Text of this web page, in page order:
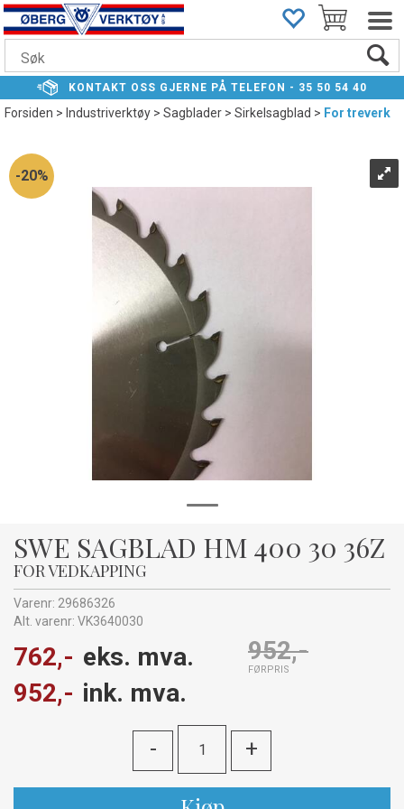
KONTAKT OSS GJERNE PÅ TELEFON - 35 50 54 40
Forsiden> Industriverktøy>Sagblader>Sirkelsagblad> For treverk
20%
SWE SAGBLAD HM 400 30 36Z
FOR VEDKAPPING
Varenr: 29686326
Alt. varenr: VK3640030
762,- eks. mva.
952,- ink. mva.
952,-
FØRPRIS
- +